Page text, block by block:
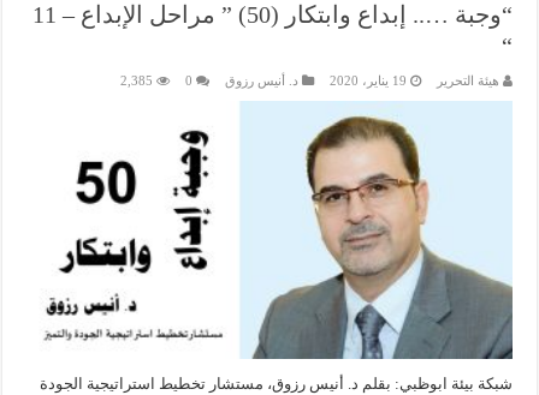
“وجبة ….. إبداع وابتكار (50) ” مراحل الإبداع – 11
“
هيئة التحرير 19 يناير، 2020 د. أنيس رزوق 0
2,385
شبكة بيئة ابوظبي: بقلم د. أنيس رزوق، مستشار تخطيط استراتيجية الجودة